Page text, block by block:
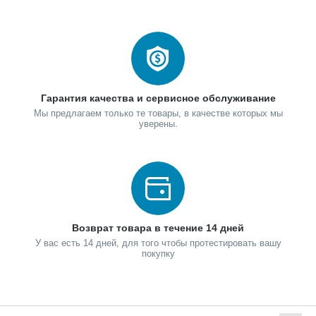
Гарантия качества и сервисное обслуживание
Мы предлагаем только те товары, в качестве которых мы
уверены.
Возврат товара в течение 14 дней
У вас есть 14 дней, для того чтобы протестировать вашу
покупку